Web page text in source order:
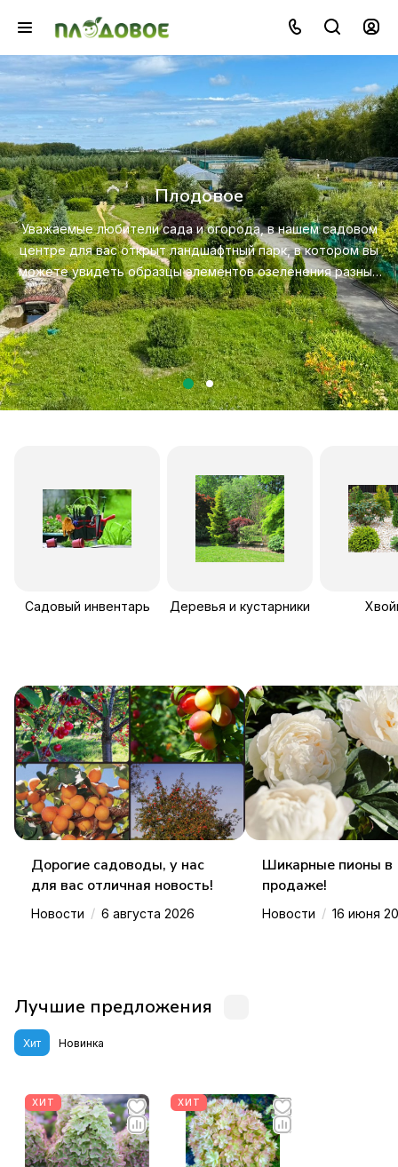
садовом
вы
разных
Озеленение
Создайте красивую и экологичную среду с
профессионального ландшафтного дизайна,
ухода за растениями.
Посмотреть услугу
Садовый инвентарь Деревья и кустарники
Дорогие садоводы, у нас
для вас отличная новость!
Новости / 6 августа 2026
Шикарные пионы в
продаже!
Новости / 16 июня
Лучшие предложения
Хит Новинка
ХИТ ХИТ